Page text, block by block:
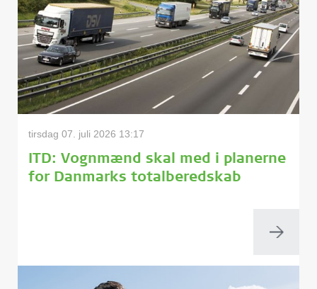
tirsdag 07. juli 2026 13:17
ITD: Vognmænd skal med i planerne
for Danmarks totalberedskab